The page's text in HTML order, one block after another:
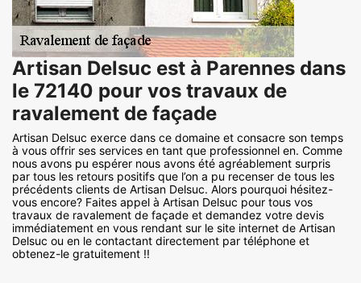
Artisan Delsuc est à Parennes dans
le 72140 pour vos travaux de
ravalement de façade
Artisan Delsuc exerce dans ce domaine et consacre son temps
à vous offrir ses services en tant que professionnel en. Comme
nous avons pu espérer nous avons été agréablement surpris
par tous les retours positifs que l’on a pu recenser de tous les
précédents clients de Artisan Delsuc. Alors pourquoi hésitez-
vous encore? Faites appel à Artisan Delsuc pour tous vos
travaux de ravalement de façade et demandez votre devis
immédiatement en vous rendant sur le site internet de Artisan
Delsuc ou en le contactant directement par téléphone et
obtenez-le gratuitement !!